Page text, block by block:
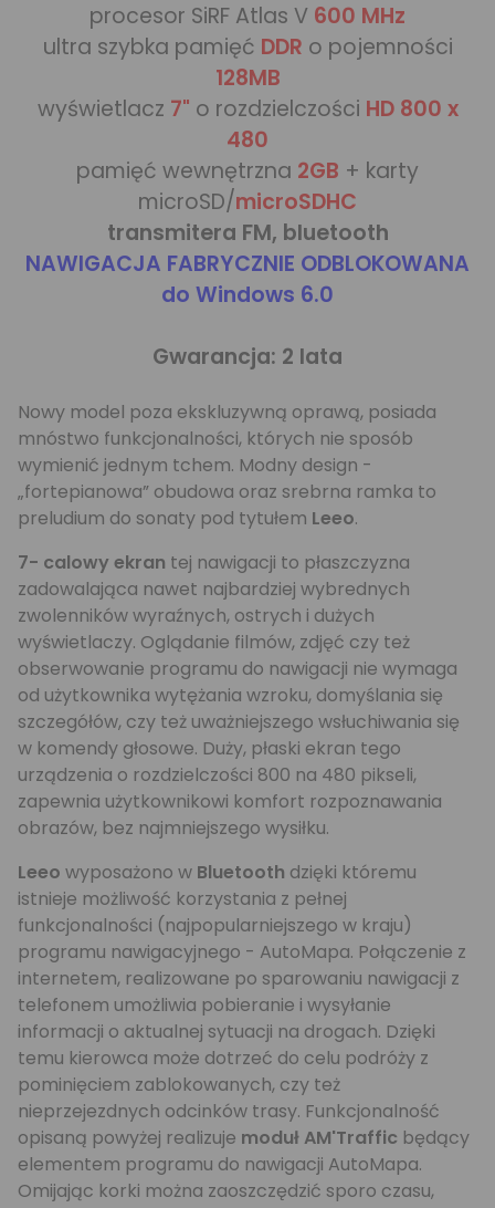
procesor SiRF Atlas V 600 MHz
ultra szybka pamięć DDR o pojemności
128MB
wyświetlacz 7" o rozdzielczości HD 800 x
480
pamięć wewnętrzna 2GB + karty
microSD/microSDHC
transmitera FM, bluetooth
NAWIGACJA FABRYCZNIE ODBLOKOWANA
do Windows 6.0
Gwarancja: 2 lata
Nowy model poza ekskluzywną oprawą, posiada
mnóstwo funkcjonalności, których nie sposób
wymienić jednym tchem. Modny design -
„fortepianowa” obudowa oraz srebrna ramka to
preludium do sonaty pod tytułem Leeo.
7- calowy ekran tej nawigacji to płaszczyzna
zadowalająca nawet najbardziej wybrednych
zwolenników wyraźnych, ostrych i dużych
wyświetlaczy. Oglądanie filmów, zdjęć czy też
obserwowanie programu do nawigacji nie wymaga
od użytkownika wytężania wzroku, domyślania się
szczegółów, czy też uważniejszego wsłuchiwania się
w komendy głosowe. Duży, płaski ekran tego
urządzenia o rozdzielczości 800 na 480 pikseli,
zapewnia użytkownikowi komfort rozpoznawania
obrazów, bez najmniejszego wysiłku.
Leeo wyposażono w Bluetooth dzięki któremu
istnieje możliwość korzystania z pełnej
funkcjonalności (najpopularniejszego w kraju)
programu nawigacyjnego - AutoMapa. Połączenie z
internetem, realizowane po sparowaniu nawigacji z
telefonem umożliwia pobieranie i wysyłanie
informacji o aktualnej sytuacji na drogach. Dzięki
temu kierowca może dotrzeć do celu podróży z
pominięciem zablokowanych, czy też
nieprzejezdnych odcinków trasy. Funkcjonalność
opisaną powyżej realizuje moduł AM'Traffic będący
elementem programu do nawigacji AutoMapa.
Omijając korki można zaoszczędzić sporo czasu,